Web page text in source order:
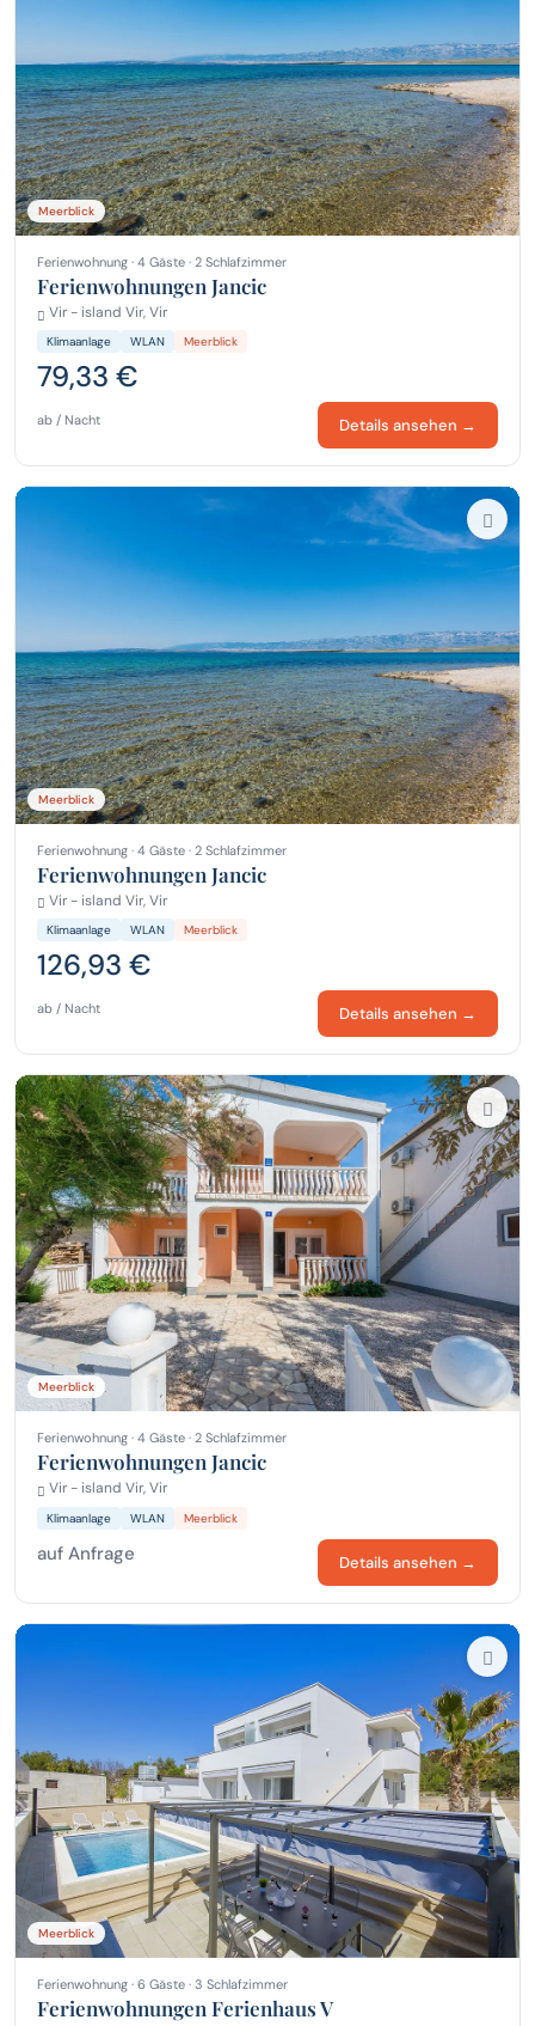
Meerblick
Ferienwohnung · 4 Gäste · 2 Schlafzimmer
Ferienwohnungen Jancic
Vir - island Vir, Vir
Klimaanlage WLAN Meerblick
79,33 €
ab / Nacht Details ansehen →
Meerblick
Ferienwohnung · 4 Gäste · 2 Schlafzimmer
Ferienwohnungen Jancic
Vir - island Vir, Vir
Klimaanlage WLAN Meerblick
126,93 €
ab / Nacht Details ansehen →
Meerblick
Ferienwohnung · 4 Gäste · 2 Schlafzimmer
Ferienwohnungen Jancic
Vir - island Vir, Vir
Klimaanlage WLAN Meerblick
auf Anfrage Details ansehen →
Meerblick
Ferienwohnung · 6 Gäste · 3 Schlafzimmer
Ferienwohnungen Ferienhaus V